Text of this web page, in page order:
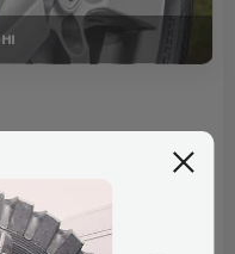
літнього
на них проїхав